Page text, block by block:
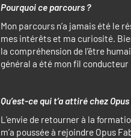
Pourquoi ce parcours ?
Mon parcours n’a jamais été le
mes intérêts et ma curiosité.
la compréhension de l’être
général a été mon fil
Qu’est-ce qui t’a attiré chez
L’envie de retourner à la
m’a poussée à rejoindre Opus